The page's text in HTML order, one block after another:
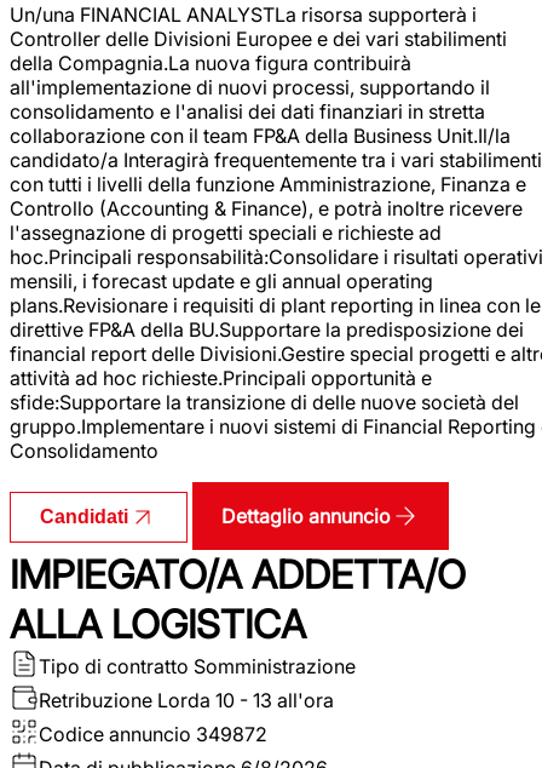
Un/una FINANCIAL ANALYSTLa risorsa supporterà i
Controller delle Divisioni Europee e dei vari stabilimenti
della Compagnia.La nuova figura contribuirà
all'implementazione di nuovi processi, supportando il
consolidamento e l'analisi dei dati finanziari in stretta
collaborazione con il team FP&A della Business Unit.Il/la
candidato/a Interagirà frequentemente tra i vari stabilimenti
con tutti i livelli della funzione Amministrazione, Finanza e
Controllo (Accounting & Finance), e potrà inoltre ricevere
l'assegnazione di progetti speciali e richieste ad
hoc.Principali responsabilità:Consolidare i risultati operativi
mensili, i forecast update e gli annual operating
plans.Revisionare i requisiti di plant reporting in linea con le
direttive FP&A della BU.Supportare la predisposizione dei
financial report delle Divisioni.Gestire special progetti e
attività ad hoc richieste.Principali opportunità e
sfide:Supportare la transizione di delle nuove società del
gruppo.Implementare i nuovi sistemi di Financial Reporting
Consolidamento
Candidati Dettaglio annuncio
IMPIEGATO/A ADDETTA/O
ALLA LOGISTICA
Tipo di contratto Somministrazione
Retribuzione Lorda 10 - 13 all'ora
Codice annuncio 349872